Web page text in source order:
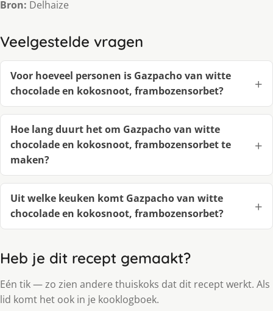
Bron: Delhaize
Veelgestelde vragen
Voor hoeveel personen is Gazpacho van witte
chocolade en kokosnoot, frambozensorbet?
Hoe lang duurt het om Gazpacho van witte
chocolade en kokosnoot, frambozensorbet te
maken?
Uit welke keuken komt Gazpacho van witte
chocolade en kokosnoot, frambozensorbet?
Heb je dit recept gemaakt?
Eén tik — zo zien andere thuiskoks dat dit recept werkt. Als
lid komt het ook in je kooklogboek.